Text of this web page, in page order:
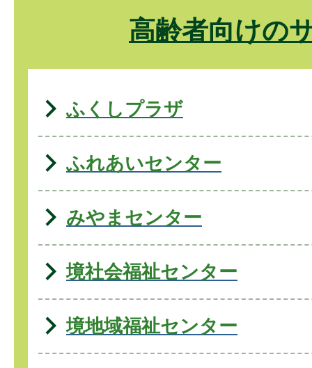
高齢者向けの
ふくしプラザ
ふれあいセンター
みやまセンター
境社会福祉センター
境地域福祉センター